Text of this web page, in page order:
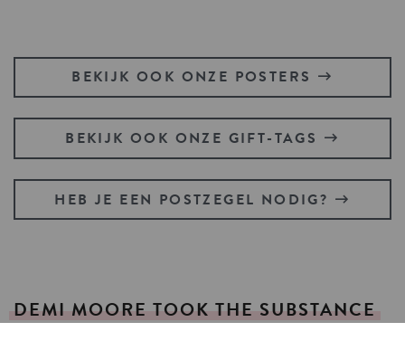
BEKIJK OOK ONZE POSTERS
BEKIJK OOK ONZE GIFT-TAGS
HEB JE EEN POSTZEGEL NODIG?
DEMI MOORE TOOK THE SUBSTANCE